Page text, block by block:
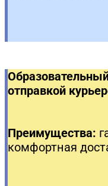
отправкой
Преимущества:
комфортная